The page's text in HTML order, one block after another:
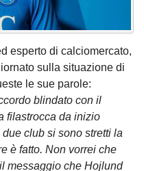
esperto di calciomercato,
sulla situazione di
le sue parole:
blindato con il
filastrocca da inizio
club si sono stretti la
è fatto. Non vorrei che
messaggio che Hojlund